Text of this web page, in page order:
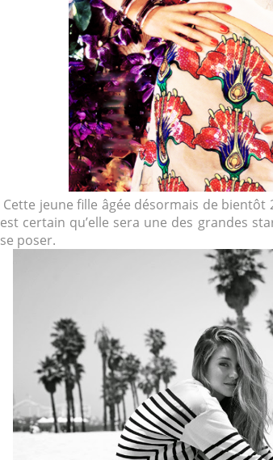
Cette jeune fille âgée désormais de
est certain qu’elle sera une des grandes
se poser.